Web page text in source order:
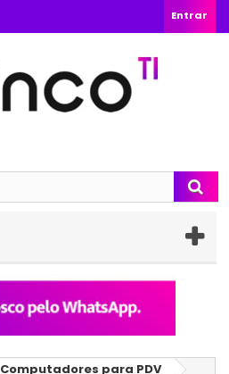
Entrar
Computadores para PDV